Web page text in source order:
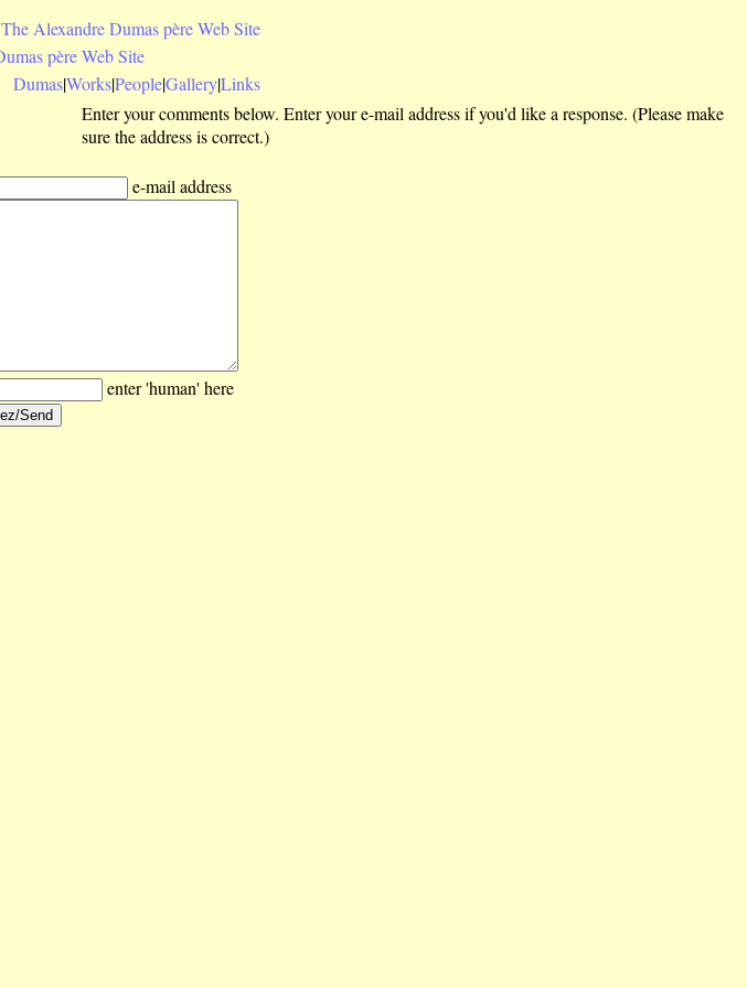
The Alexandre Dumas père Web Site
Dumas|Works|People|Gallery|Links
Enter your comments below. Enter your e-mail address if you'd like a response. (Please make
sure the address is correct.)
e-mail address
enter 'human' here